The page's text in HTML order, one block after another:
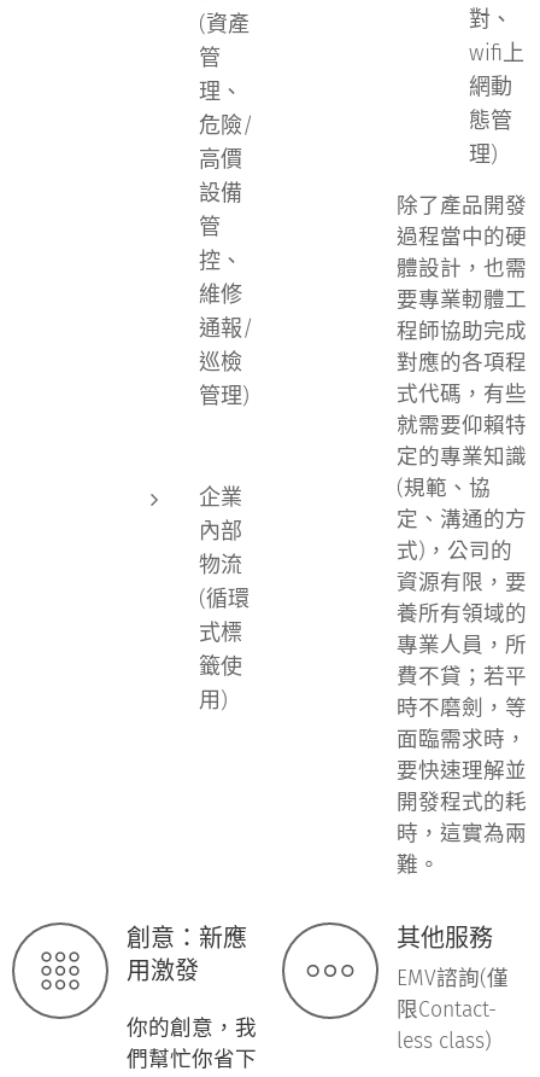
(資產
管
理、
危險/
高價
設備
管
控、
維修
通報/
巡檢
管理)
企業
內部
物流
(循環
式標
籤使
用)
對、
wifi上
網動
態管
理)
除了產品開發
過程當中的硬
體設計，也需
要專業軔體工
程師協助完成
對應的各項程
式代碼，有些
就需要仰賴特
定的專業知識
(規範、協
定、溝通的方
式)，公司的
資源有限，要
養所有領域的
專業人員，所
費不貸；若平
時不磨劍，等
面臨需求時，
要快速理解並
開發程式的耗
時，這實為兩
難。
創意：新應
用激發
你的創意，我
們幫忙你省下
其他服務
EMV諮詢(僅
限Contact-
less class)